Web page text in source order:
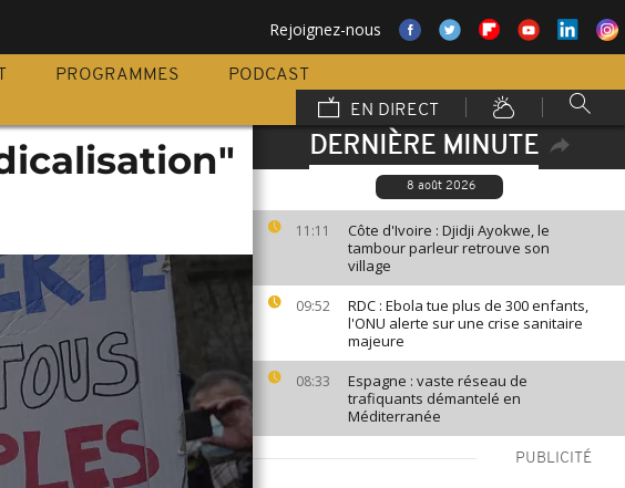
Rejoignez-nous
PROGRAMMES
PODCAST
EN DIRECT
DERNIÈRE MINUTE
8 août 2026
11:11
Côte d'Ivoire : Djidji Ayokwe, le
tambour parleur retrouve son
village
09:52
RDC : Ebola tue plus de 300 enfants,
l'ONU alerte sur une crise sanitaire
majeure
08:33
Espagne : vaste réseau de
trafiquants démantelé en
Méditerranée
PUBLICITÉ